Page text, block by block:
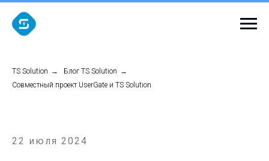
TS Solution → Блог TS Solution →
Совместный проект UserGate и TS Solution
22 июля 2024